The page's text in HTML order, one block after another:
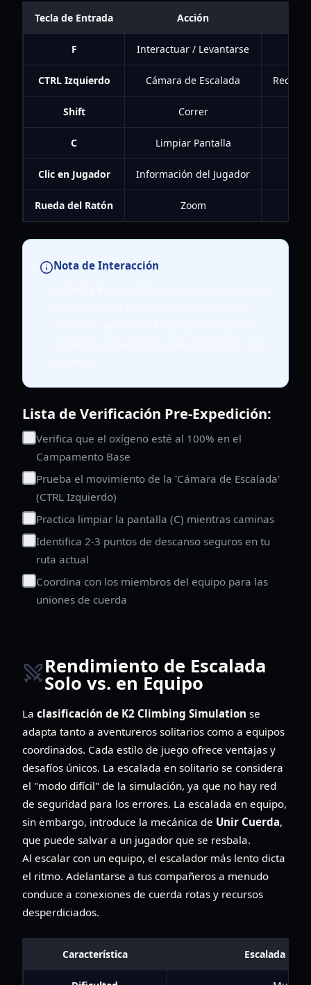
Tecla de Entrada Acción
F Interactuar / Levantarse
CTRL Izquierdo Cámara de Escalada
Shift Correr
C Limpiar Pantalla
Clic en Jugador Información del Jugador
Rueda del Ratón Zoom
Nota de Interacción
Lista de Verificación Pre-Expedición:
Verifica que el oxígeno esté al 100% en el
Campamento Base
Prueba el movimiento de la 'Cámara de Escalada'
(CTRL Izquierdo)
Practica limpiar la pantalla (C) mientras caminas
Identifica 2-3 puntos de descanso seguros en tu
ruta actual
Coordina con los miembros del equipo para las
uniones de cuerda
Rendimiento de Escalada
Solo vs. en Equipo
La clasificación de K2 Climbing Simulation se
adapta tanto a aventureros solitarios como a equipos
coordinados. Cada estilo de juego ofrece ventajas y
desafíos únicos. La escalada en solitario se considera
el "modo difícil" de la simulación, ya que no hay red
de seguridad para los errores. La escalada en equipo,
sin embargo, introduce la mecánica de Unir Cuerda,
que puede salvar a un jugador que se resbala.
Al escalar con un equipo, el escalador más lento dicta
el ritmo. Adelantarse a tus compañeros a menudo
conduce a conexiones de cuerda rotas y recursos
desperdiciados.
Característica Escalada en